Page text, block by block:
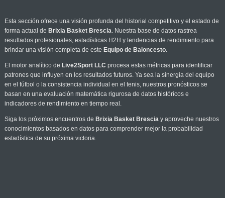
Esta sección ofrece una visión profunda del historial competitivo y el estado de
forma actual de Brixia Basket Brescia. Nuestra base de datos rastrea
resultados profesionales, estadísticas H2H y tendencias de rendimiento para
brindar una visión completa de este Equipo de Baloncesto.
El motor analítico de Live2Sport LLC procesa estas métricas para identificar
patrones que influyen en los resultados futuros. Ya sea la sinergia del equipo
en el fútbol o la consistencia individual en el tenis, nuestros pronósticos se
basan en una evaluación matemática rigurosa de datos históricos e
indicadores de rendimiento en tiempo real.
Siga los próximos encuentros de Brixia Basket Bresciay aproveche nuestros
conocimientos basados en datos para comprender mejor la probabilidad
estadística de su próxima victoria.